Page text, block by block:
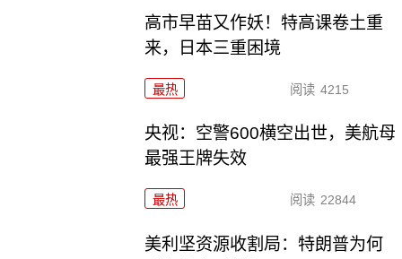
高市早苗又作妖！特高课卷土重
来，日本三重困境
最热 阅读 4215
央视：空警600横空出世，美航母
最强王牌失效
最热 阅读 22844
美利坚资源收割局：特朗普为何